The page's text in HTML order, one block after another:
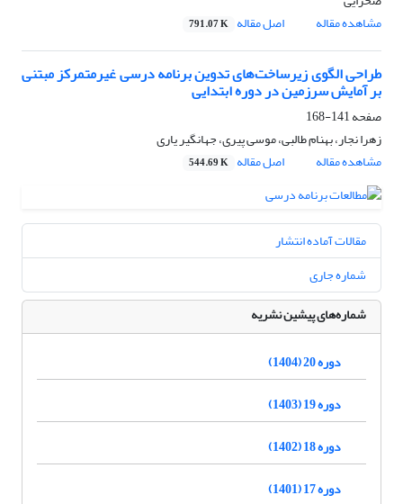
مشاهده مقاله
اصل مقاله 791.07 K
طراحی الگوی زیرساخت‌های تدوین برنامه درسی غیرمتمرکز مبتنی
بر آمایش سرزمین در دوره ابتدایی
صفحه141-168
زهرا نجار، بهنام طالبی، موسی پیری، جهانگیر یاری
مشاهده مقاله
اصل مقاله 544.69 K
مقالات آماده انتشار
شماره جاری
شماره‌های پیشین نشریه
دوره 20 (1404)
دوره 19 (1403)
دوره 18 (1402)
دوره 17 (1401)